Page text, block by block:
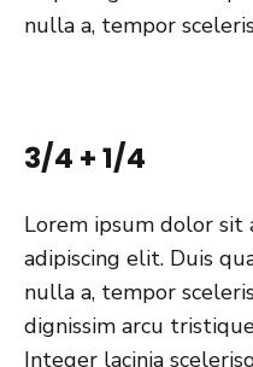
nulla a, tempor
3/4 + 1/4
Lorem ipsum dolor sit
adipiscing elit. Duis
nulla a, tempor
dignissim arcu
Integer lacinia